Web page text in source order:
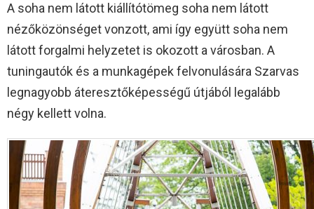
A soha nem látott kiállítótömeg soha nem látott
nézőközönséget vonzott, ami így együtt soha nem
látott forgalmi helyzetet is okozott a városban. A
tuningautók és a munkagépek felvonulására Szarvas
legnagyobb áteresztőképességű útjából legalább
négy kellett volna.